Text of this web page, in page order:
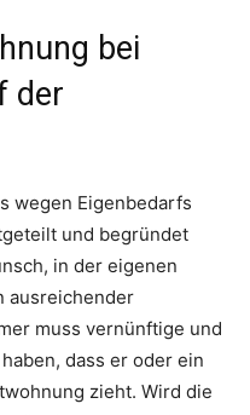
bei
der
wegen Eigenbedarfs
und begründet
in der eigenen
ausreichender
muss vernünftige und
dass er oder ein
zieht. Wird die